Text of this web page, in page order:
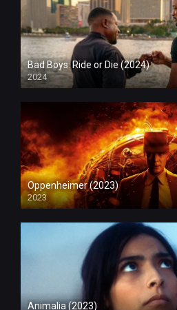
Bad Boys: Ride or Die (2024)
2024
Oppenheimer (2023)
2023
Animalia (2023)